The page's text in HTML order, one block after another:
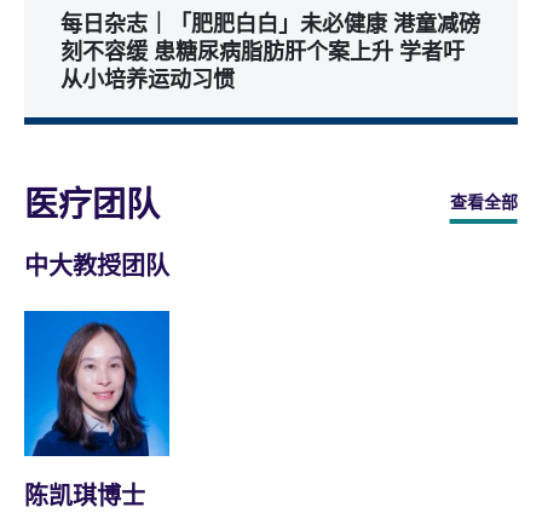
每日杂志｜「肥肥白白」未必健康 港童减磅
刻不容缓 患糖尿病脂肪肝个案上升 学者吁
从小培养运动习惯
医疗团队 查看全部
中大教授团队
陈凯琪博士